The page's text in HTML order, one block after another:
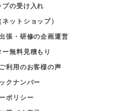
プの受け入れ
ットショップ）
張・研修の企画運営
無料見積もり
利用のお客様の声
クナンバー
ポリシー